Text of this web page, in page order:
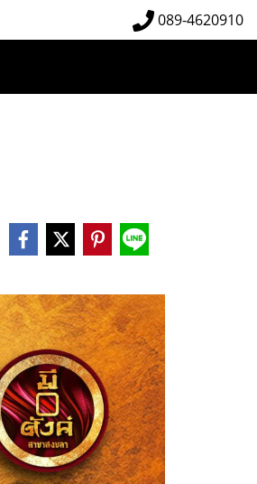
089-4620910